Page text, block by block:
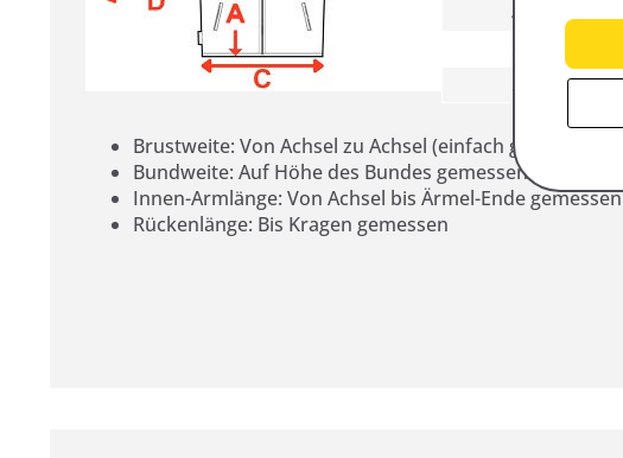
48
Brustweite: Von Achsel zu Achsel (einfach gemessen)
Bundweite: Auf Höhe des Bundes gemessen
Innen-Armlänge: Von Achsel bis Ärmel-Ende gemessen
Rückenlänge: Bis Kragen gemessen